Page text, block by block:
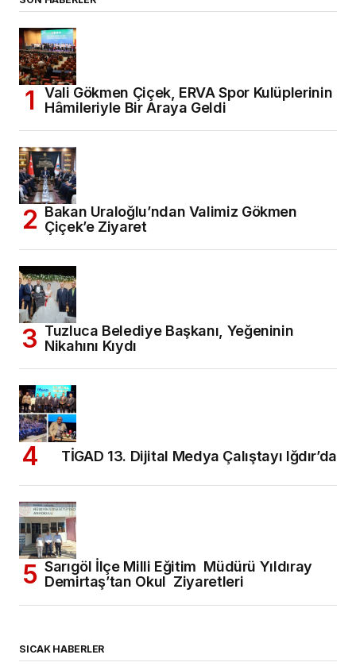
Vali Gökmen Çiçek, ERVA Spor Kulüplerinin
Hâmileriyle Bir Araya Geldi
Bakan Uraloğlu’ndan Valimiz Gökmen
Çiçek’e Ziyaret
Tuzluca Belediye Başkanı, Yeğeninin
Nikahını Kıydı
TİGAD 13. Dijital Medya Çalıştayı Iğdır’da
Sarıgöl İlçe Milli Eğitim Müdürü Yıldıray
Demirtaş’tan Okul Ziyaretleri
SICAK HABERLER